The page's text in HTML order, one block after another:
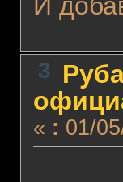
3
« : 01/